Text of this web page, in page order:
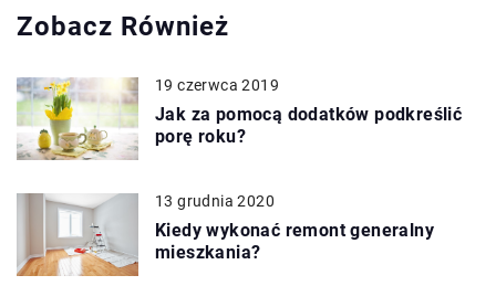
Zobacz Również
19 czerwca 2019
Jak za pomocą dodatków podkreślić
porę roku?
13 grudnia 2020
Kiedy wykonać remont generalny
mieszkania?